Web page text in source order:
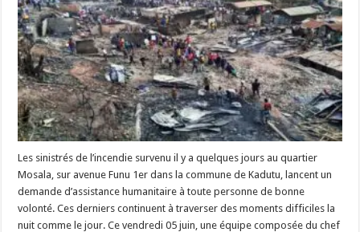
Les sinistrés de l’incendie survenu il y a quelques jours au quartier
Mosala, sur avenue Funu 1er dans la commune de Kadutu, lancent un
demande d’assistance humanitaire à toute personne de bonne
volonté. Ces derniers continuent à traverser des moments difficiles la
nuit comme le jour. Ce vendredi 05 juin, une équipe composée du chef